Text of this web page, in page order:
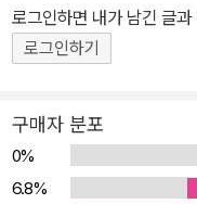
로그인하면 내가 남긴 글
로그인하기
구매자 분포
0%
6.8%